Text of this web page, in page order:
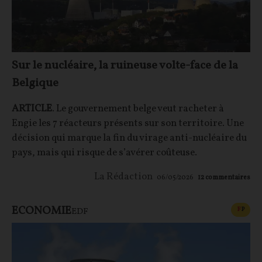
Sur le nucléaire, la ruineuse volte-face de la
Belgique
ARTICLE. Le gouvernement belge veut racheter à
Engie les 7 réacteurs présents sur son territoire. Une
décision qui marque la fin du virage anti-nucléaire du
pays, mais qui risque de s’avérer coûteuse.
La Rédaction 06/05/2026 12commentaires
ECONOMIEEDF FP